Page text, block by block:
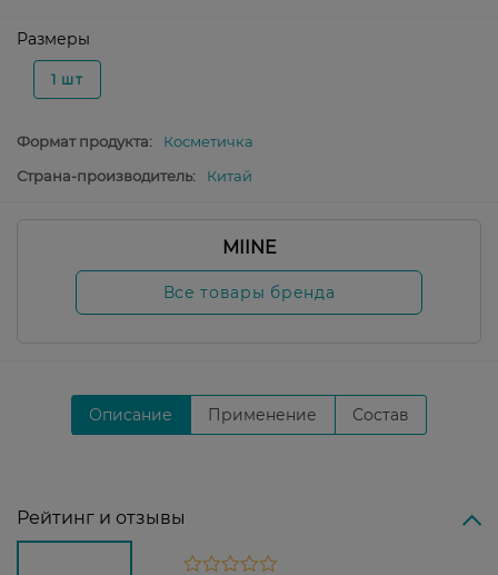
Размеры
1 шт
Формат продукта:
Косметичка
Страна-производитель:
Китай
MIINE
Все товары бренда
Описание Применение Состав
Рейтинг и отзывы